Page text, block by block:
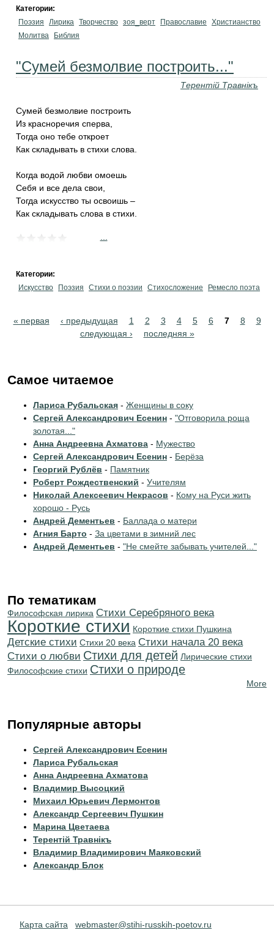
Категории:
Поэзия
Лирика Творчество зоя_верт Православие
Христианство
Молитва
Библия
"Сумей безмолвие построить..."
Терентiй Травнiкъ
Сумей безмолвие построить
Из красноречия сперва,
Тогда оно тебе откроет
Как складывать в стихи слова.
Когда водой любви омоешь
Себя и все дела свои,
Тогда искусство ты освоишь –
Как складывать слова в стихи.
Категории:
Искусство
Поэзия Стихи о поэзии Стихосложение Ремесло поэта
Pages
« первая ‹ предыдущая 1 2 3 4 5 6 7 8
9
следующая ›
последняя »
Самое читаемое
Лариса Рубальская - Женщины в соку
Сергей Александрович Есенин - "Отговорила роща
золотая..."
Анна Андреевна Ахматова - Мужество
Сергей Александрович Есенин - Берёза
Георгий Рублёв - Памятник
Роберт Рождественский - Учителям
Николай Алексеевич Некрасов - Кому на Руси жить
хорошо - Русь
Андрей Дементьев - Баллада о матери
Агния Барто - За цветами в зимний лес
Андрей Дементьев - "Не смейте забывать учителей..."
По тематикам
Философская лирика Cтихи Серебряного века
Короткие стихи Короткие стихи Пушкина
Детские стихи Стихи 20 века Cтихи начала 20 века
Стихи о любви Стихи для детей Лирические стихи
Философские стихи Стихи о природе
More
Популярные авторы
Сергей Александрович Есенин
Лариса Рубальская
Анна Андреевна Ахматова
Владимир Высоцкий
Михаил Юрьевич Лермонтов
Александр Сергеевич Пушкин
Марина Цветаева
Терентiй Травнiкъ
Владимир Владимирович Маяковский
Александр Блок
Карта сайта webmaster@stihi-russkih-poetov.ru